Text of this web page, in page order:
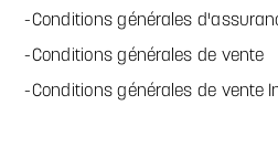
Conditions générales
Conditions générales de vente
Conditions générales de vente